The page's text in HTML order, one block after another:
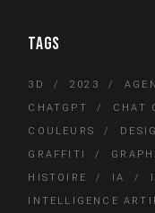
TAGS
3D 2023
CHATGPT
CHAT
COULEURS
GRAFFITI
HISTOIRE
IA
INTELLIGENCE